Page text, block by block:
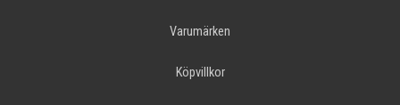
Varumärken
Köpvillkor